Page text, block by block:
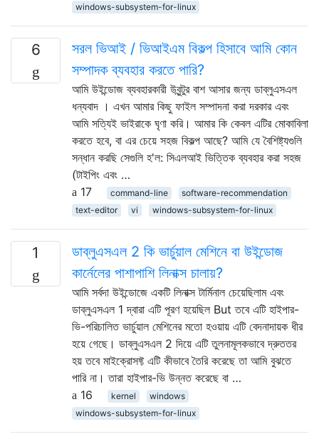
windows-subsystem-for-linux
6
সরল ভিআই / ভিআইএম বিকল্প হিসাবে আমি কোন
সম্পাদক ব্যবহার করতে পারি?
আমি উইন্ডোজ ব্যবহারকারী উবুন্টুর বাশ আসার জন্য ডাব্লুএসএল
ধন্যবাদ । এখন আমার কিছু ফাইল সম্পাদনা করা দরকার এবং
আমি সত্যিই ভাইরাকে ঘৃণা করি। আমার কি কেবল এটির মোকাবিলা
করতে হবে, বা এর চেয়ে সহজ বিকল্প আছে? আমি যে বৈশিষ্ট্যগুলি
সন্ধান করছি সেগুলি হ'ল: সিএলআই ভিত্তিক ব্যবহার করা সহজ
(টাইপিং এবং …
17
command-line
software-recommendation
text-editor
vi windows-subsystem-for-linux
1
ডাব্লুএসএল 2 কি ভার্চুয়াল মেশিনে বা উইন্ডোজ
কার্নেলের পাশাপাশি লিনাক্স চালায়?
আমি সর্বদা উইন্ডোজে একটি লিনাক্স টার্মিনাল চেয়েছিলাম এবং
ডাব্লুএসএল 1 দ্বারা এটি পূরণ হয়েছিল But তবে এটি হাইপার-
ভি-পরিচালিত ভার্চুয়াল মেশিনের মতো হওয়ায় এটি বেদনাদায়ক ধীর
হয়ে গেছে। ডাব্লুএসএল 2 দিয়ে এটি তুলনামূলকভাবে দ্রুততর
হয় তবে মাইক্রোসফ্ট এটি কীভাবে তৈরি করেছে তা আমি বুঝতে
পারি না। তারা হাইপার-ভি উন্নত করেছে বা …
16
kernel
windows
windows-subsystem-for-linux